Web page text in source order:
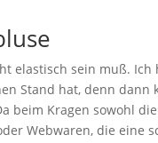
elastisch sein muß.
Stand hat, denn
beim Kragen sowohl
Webwaren, die eine